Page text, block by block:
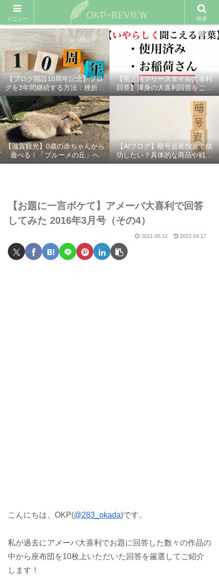
雑記ブログ プロフィール 余興動画 ベスト大喜利 スポ
【ブログ開設10周年記念】ブロ
グを3年間継続する方法：挫折し
ないための7つの秘訣
【第三回フリースタイル大喜利
回答】渾身の大喜利回答をご紹
介！
【滋賀観光】0歳の赤ちゃんから
遊べる！「ブルーメの丘」へ
【AIブログ】暗号資産投資で成
功したい？具体的な商品や戦略
を分かりやすく解説！
【お題に一言ボケて】アメーバ大喜利で回答
してみた 2016年3月号（その4）
2021.05.12 2022.04.17
こんにちは、OKP(@283_okada)です。
私が過去にアメーバ大喜利でお題に回答した数々の作品の
中から座布団を10枚上いただいた回答を厳選してご紹介
します！
メニュー 検索